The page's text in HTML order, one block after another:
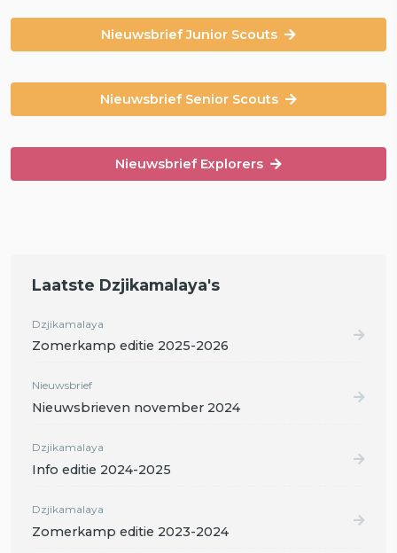
Nieuwsbrief Junior Scouts
Nieuwsbrief Senior Scouts
Nieuwsbrief Explorers
Laatste Dzjikamalaya's
Dzjikamalaya
Zomerkamp editie 2025-2026
Nieuwsbrief
Nieuwsbrieven november 2024
Dzjikamalaya
Info editie 2024-2025
Dzjikamalaya
Zomerkamp editie 2023-2024